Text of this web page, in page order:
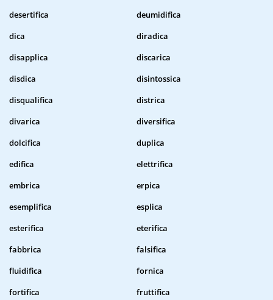
desertifica
deumidifica
dica
diradica
disapplica
discarica
disdica
disintossica
disqualifica
districa
divarica
diversifica
dolcifica
duplica
edifica
elettrifica
embrica
erpica
esemplifica
esplica
esterifica
eterifica
fabbrica
falsifica
fluidifica
fornica
fortifica
fruttifica